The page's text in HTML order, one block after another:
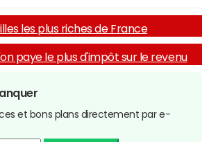
les plus riches de France
paye le plus d'impôt sur le revenu
et bons plans directement par e-